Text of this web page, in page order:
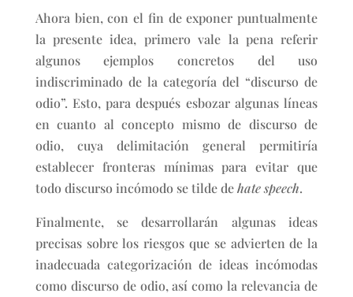
Ahora bien, con el fin de exponer puntualmente
la presente idea, primero vale la pena referir
algunos ejemplos concretos del uso
indiscriminado de la categoría del “discurso de
odio”. Esto, para después esbozar algunas líneas
en cuanto al concepto mismo de discurso de
odio, cuya delimitación general permitiría
establecer fronteras mínimas para evitar que
todo discurso incómodo se tilde dehate speech.
Finalmente, se desarrollarán algunas ideas
precisas sobre los riesgos que se advierten de la
inadecuada categorización de ideas incómodas
como discurso de odio, así como la relevancia de